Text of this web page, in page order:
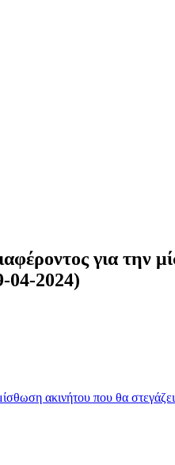
για την
04-2024)
ακινήτου που θα